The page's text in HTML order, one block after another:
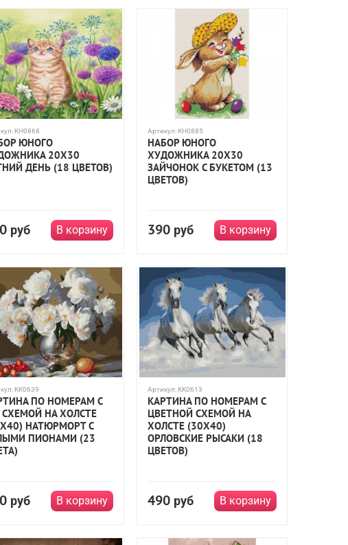
KH0868
ЮНОГО
20Х30
ДЕНЬ (18 ЦВЕТОВ)
руб В корзину
Артикул: KH0885
НАБОР ЮНОГО
ХУДОЖНИКА 20Х30
ЗАЙЧОНОК С БУКЕТОМ (13
ЦВЕТОВ)
390 руб В корзину
KK0639
ПО НОМЕРАМ С
СХЕМОЙ НА ХОЛСТЕ
НАТЮРМОРТ С
ПИОНАМИ (23
руб В корзину
Артикул: KK0613
КАРТИНА ПО НОМЕРАМ С
ЦВЕТНОЙ СХЕМОЙ НА
ХОЛСТЕ (30Х40)
ОРЛОВСКИЕ РЫСАКИ (18
ЦВЕТОВ)
490 руб В корзину